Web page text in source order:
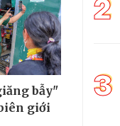
bẫy"
giới
2
3